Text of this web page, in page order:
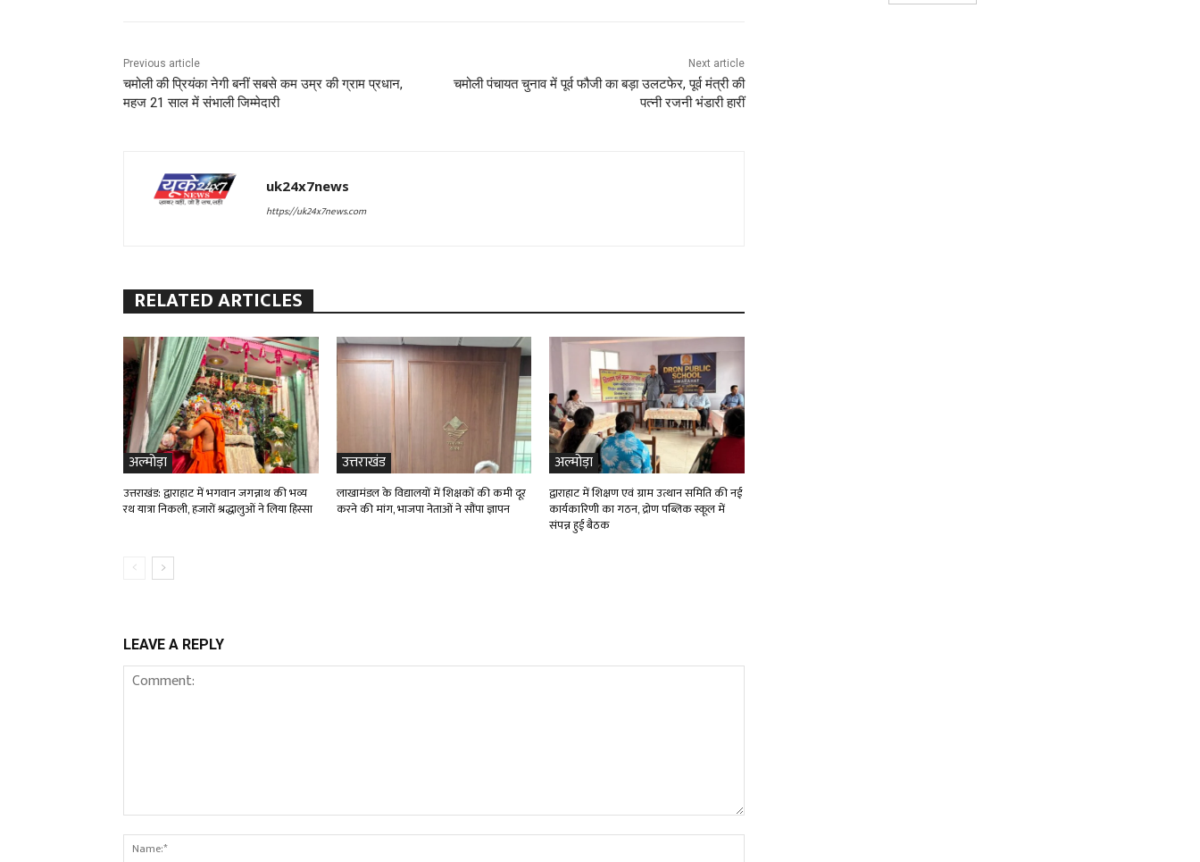
Previous article
चमोली की प्रियंका नेगी बनीं सबसे कम उम्र की ग्राम प्रधान,
महज 21 साल में संभाली जिम्मेदारी
Next article
चमोली पंचायत चुनाव में पूर्व फौजी का बड़ा उलटफेर, पूर्व मंत्री की
पत्नी रजनी भंडारी हारीं
uk24x7news
https://uk24x7news.com
RELATED ARTICLES
अल्मोड़ा
उत्तराखंड: द्वाराहाट में भगवान जगन्नाथ की भव्य
रथ यात्रा निकली, हजारों श्रद्धालुओं ने लिया हिस्सा
उत्तराखंड
लाखामंडल के विद्यालयों में शिक्षकों की कमी दूर
करने की मांग, भाजपा नेताओं ने सौंपा ज्ञापन
अल्मोड़ा
द्वाराहाट में शिक्षण एवं ग्राम उत्थान समिति की नई
कार्यकारिणी का गठन, द्रोण पब्लिक स्कूल में
संपन्न हुई बैठक
LEAVE A REPLY
Comment:
Name:*